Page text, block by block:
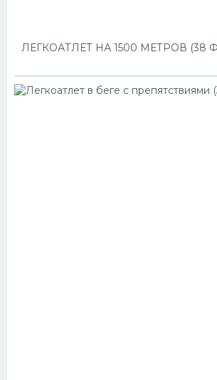
ЛЕГКОАТЛЕТ НА 1500 МЕТРОВ (38